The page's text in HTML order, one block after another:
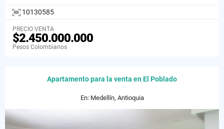
10130585
PRECIO VENTA
$2.450.000.000
Pesos Colombianos
Apartamento para la venta en El Poblado
En: Medellín, Antioquia